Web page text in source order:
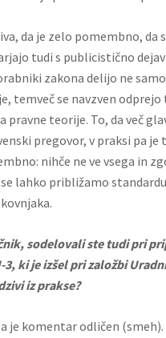
da je zelo pomembno, da
tudi s publicistično
zakona delijo ne
temveč se navzven odprejo
pravne teorije. To, da več
pregovor, v praksi pa je
nihče ne ve vsega in
lahko približamo
sodelovali ste tudi pri
ki je izšel pri založbi
iz prakse?
je komentar odličen (smeh).